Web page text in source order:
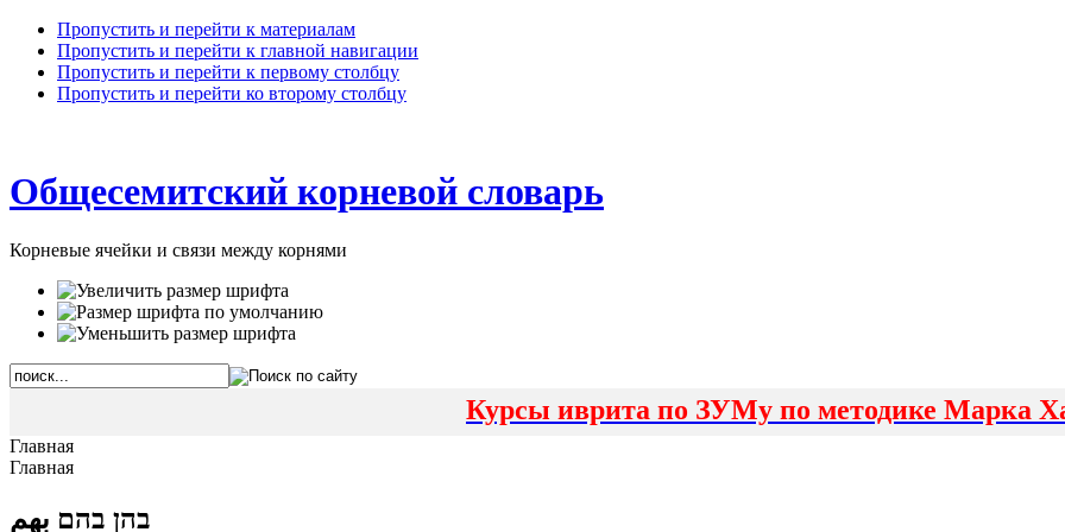
Пропустить и перейти к материалам
Пропустить и перейти к главной навигации
Пропустить и перейти к первому столбцу
Пропустить и перейти ко второму столбцу
Общесемитский корневой словарь
Корневые ячейки и связи между корнями
Курсы иврита по ЗУМу по методике Марка
Главная
Главная
בהן בהם بهم